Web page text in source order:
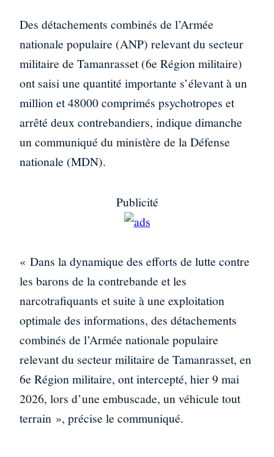
Des détachements combinés de l’Armée
nationale populaire (ANP) relevant du secteur
militaire de Tamanrasset (6e Région militaire)
ont saisi une quantité importante s’élevant à un
million et 48000 comprimés psychotropes et
arrêté deux contrebandiers, indique dimanche
un communiqué du ministère de la Défense
nationale (MDN).
Publicité
« Dans la dynamique des efforts de lutte contre
les barons de la contrebande et les
narcotrafiquants et suite à une exploitation
optimale des informations, des détachements
combinés de l’Armée nationale populaire
relevant du secteur militaire de Tamanrasset, en
6e Région militaire, ont intercepté, hier 9 mai
2026, lors d’une embuscade, un véhicule tout
terrain », précise le communiqué.